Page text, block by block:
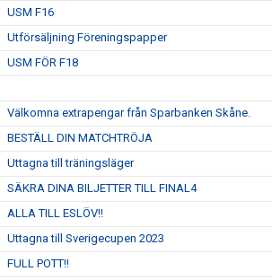
USM F16
Utförsäljning Föreningspapper
USM FÖR F18
Välkomna extrapengar från Sparbanken Skåne.
BESTÄLL DIN MATCHTRÖJA
Uttagna till träningsläger
SÄKRA DINA BILJETTER TILL FINAL4
ALLA TILL ESLÖV!!
Uttagna till Sverigecupen 2023
FULL POTT!!